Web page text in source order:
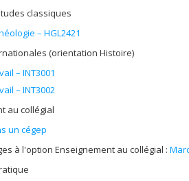
classiques
– HGL2421
(orientation Histoire)
– INT3001
– INT3002
au collégial
un cégep
à l'option Enseignement au collégial :